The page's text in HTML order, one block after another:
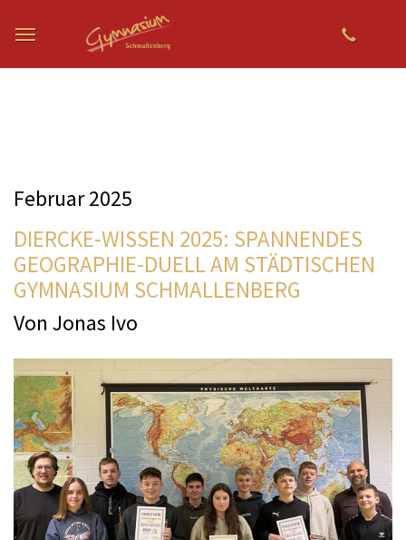
Februar 2025
DIERCKE-WISSEN 2025: SPANNENDES
GEOGRAPHIE-DUELL AM STÄDTISCHEN
GYMNASIUM SCHMALLENBERG
Von Jonas Ivo